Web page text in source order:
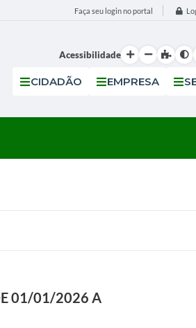
Faça seu login no portal
Acessibilidade
CIDADÃO EMPRESA
01/01/2026 A